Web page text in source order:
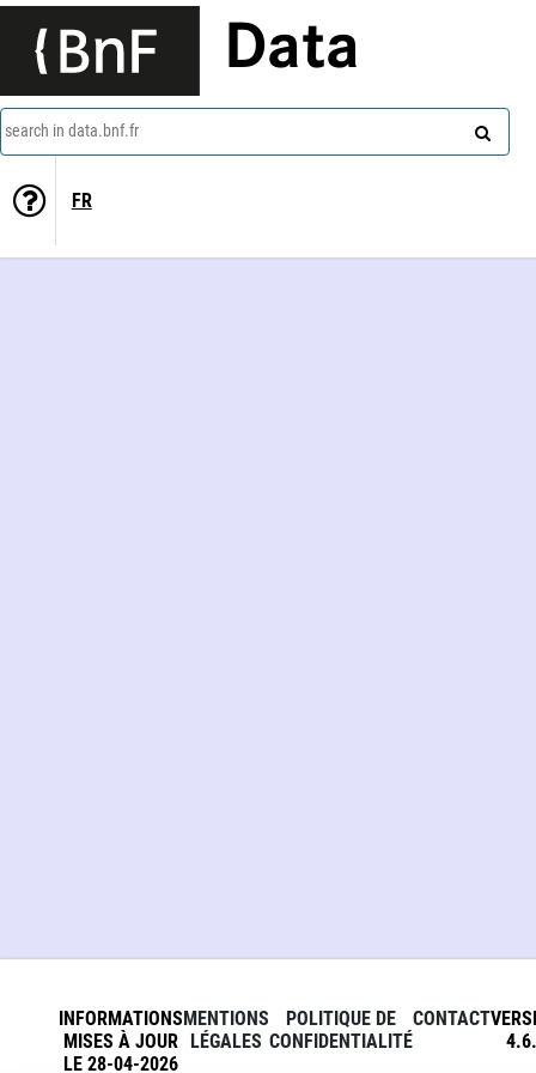
Data
search in data.bnf.fr
FR
INFORMATIONS
MISES À JOUR
LE 28-04-2026
MENTIONS
LÉGALES
POLITIQUE DE
CONFIDENTIALITÉ
CONTACT